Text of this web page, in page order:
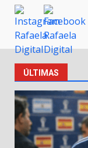
ÚLTIMAS